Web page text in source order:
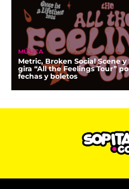
MÚSICA
Metric, Broken Social Scene
gira “All the Feelings Tour”
fechas y boletos